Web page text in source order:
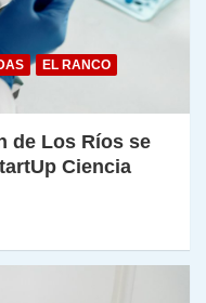
EL RANCO
de Los Ríos se
Ciencia